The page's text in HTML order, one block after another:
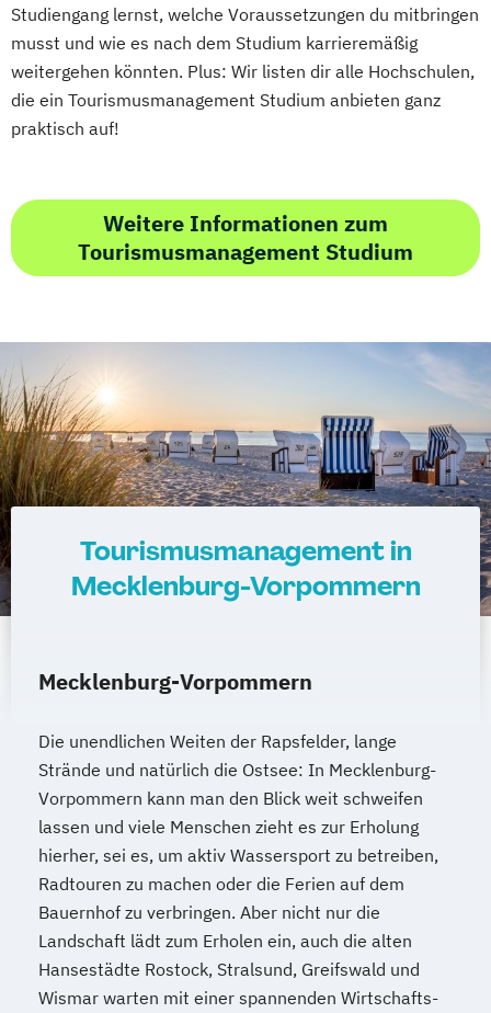
Studiengang lernst, welche Voraussetzungen du mitbringen
musst und wie es nach dem Studium karrieremäßig
weitergehen könnten. Plus: Wir listen dir alle Hochschulen,
die ein Tourismusmanagement Studium anbieten ganz
praktisch auf!
Weitere Informationen zum
Tourismusmanagement Studium
Tourismusmanagement in
Mecklenburg-Vorpommern
Mecklenburg-Vorpommern
Die unendlichen Weiten der Rapsfelder, lange
Strände und natürlich die Ostsee: In Mecklenburg-
Vorpommern kann man den Blick weit schweifen
lassen und viele Menschen zieht es zur Erholung
hierher, sei es, um aktiv Wassersport zu betreiben,
Radtouren zu machen oder die Ferien auf dem
Bauernhof zu verbringen. Aber nicht nur die
Landschaft lädt zum Erholen ein, auch die alten
Hansestädte Rostock, Stralsund, Greifswald und
Wismar warten mit einer spannenden Wirtschafts-